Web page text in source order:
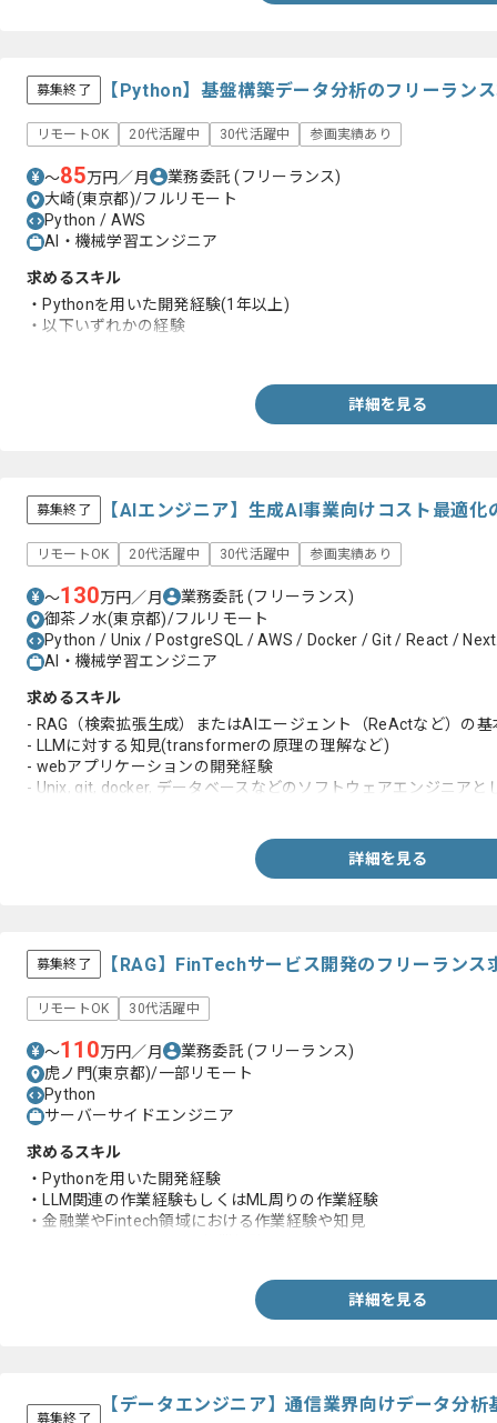
募集終了 【Python】基盤構築データ分析のフリーラン
リモートOK 20代活躍中 30代活躍中 参画実績あり
〜85万円／月 業務委託(フリーランス)
大崎(東京都)/フルリモート
Python / AWS
AI・機械学習エンジニア
求めるスキル
・Pythonを用いた開発経験(1年以上)
・以下いずれかの経験
詳細を見る
募集終了 【AIエンジニア】生成AI事業向けコスト最適
リモートOK 20代活躍中 30代活躍中 参画実績あり
〜130万円／月 業務委託(フリーランス)
御茶ノ水(東京都)/フルリモート
Python / Unix / PostgreSQL / AWS / Docker / Git / React /
AI・機械学習エンジニア
求めるスキル
- RAG（検索拡張生成）またはAIエージェント（ReActなど）の
- LLMに対する知見(transformerの原理の理解など)
- webアプリケーションの開発経験
- Unix, git, docker, データベースなどのソフトウェアエンジニア
詳細を見る
募集終了 【RAG】FinTechサービス開発のフリーランス
リモートOK 30代活躍中
〜110万円／月 業務委託(フリーランス)
虎ノ門(東京都)/一部リモート
Python
サーバーサイドエンジニア
求めるスキル
・Pythonを用いた開発経験
・LLM関連の作業経験もしくはML周りの作業経験
・金融業やFintech領域における作業経験や知見
詳細を見る
募集終了
【データエンジニア】通信業界向けデータ分